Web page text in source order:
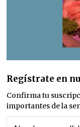
Regístrate en
Confirma tu
importantes de la